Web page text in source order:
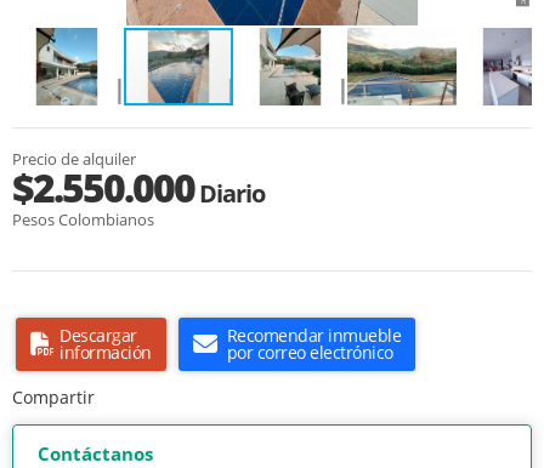
Precio de alquiler
$2.550.000Diario
Pesos Colombianos
Descargar
información
Recomendar inmueble
por correo electrónico
Compartir
Contáctanos